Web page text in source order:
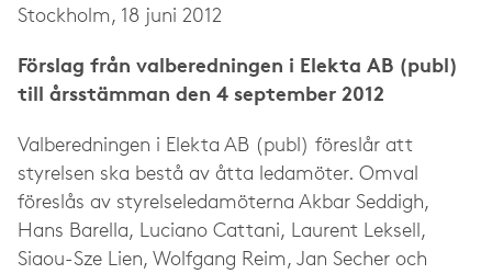
Stockholm, 18 juni 2012
Förslag från valberedningen i Elekta AB (publ)
till årsstämman den 4 september 2012
Valberedningen i Elekta AB (publ) föreslår att
styrelsen ska bestå av åtta ledamöter. Omval
föreslås av styrelseledamöterna Akbar Seddigh,
Hans Barella, Luciano Cattani, Laurent Leksell,
Siaou-Sze Lien, Wolfgang Reim, Jan Secher och